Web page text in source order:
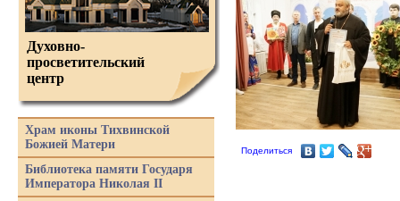
Поделиться
Духовно-
просветительский
центр
Храм иконы Тихвинской
Божией Матери
Библиотека памяти Государя
Императора Николая II